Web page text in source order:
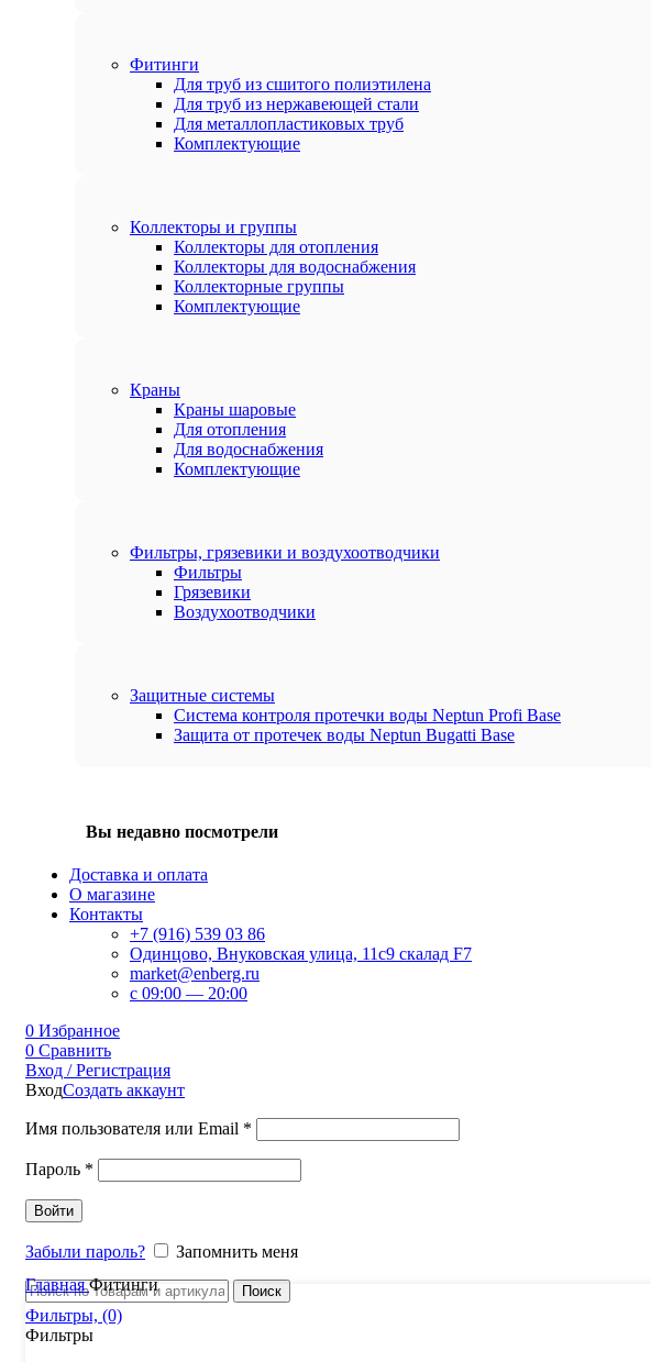
Фитинги
Для труб из сшитого полиэтилена
Для труб из нержавеющей стали
Для металлопластиковых труб
Комплектующие
Коллекторы и группы
Коллекторы для отопления
Коллекторы для водоснабжения
Коллекторные группы
Комплектующие
Краны
Краны шаровые
Для отопления
Для водоснабжения
Комплектующие
Фильтры, грязевики и воздухоотводчики
Фильтры
Грязевики
Воздухоотводчики
Защитные системы
Система контроля протечки воды Neptun Profi Base
Защита от протечек воды Neptun Bugatti Base
Вы недавно посмотрели
Доставка и оплата
О магазине
Контакты
+7 (916) 539 03 86
Одинцово, Внуковская улица, 11с9 скалад F7
market@enberg.ru
c 09:00 — 20:00
0 Избранное
0 Сравнить
Вход / Регистрация
ВходСоздать аккаунт
Имя пользователя или Email *
Пароль *
Войти
Забыли пароль? Запомнить меня
Поиск
ГлавнаяФитинги
Фильтры, (0)
Фильтры